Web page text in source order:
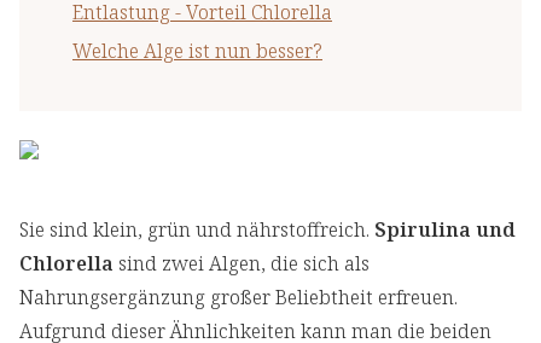
Entlastung - Vorteil Chlorella
Welche Alge ist nun besser?
Sie sind klein, grün und nährstoffreich. Spirulina und
Chlorella sind zwei Algen, die sich als
Nahrungsergänzung großer Beliebtheit erfreuen.
Aufgrund dieser Ähnlichkeiten kann man die beiden